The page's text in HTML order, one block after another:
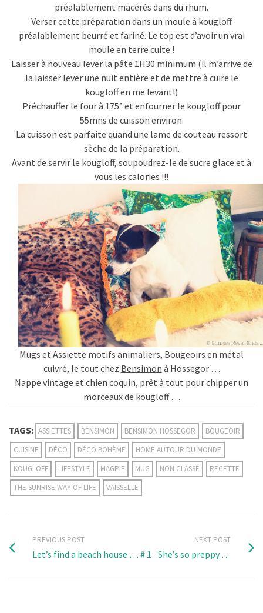
préalablement macérés dans du rhum.
Verser cette préparation dans un moule à kougloff
préalablement beurré et fariné. Le top est d’avoir un vrai
moule en terre cuite !
Laisser à nouveau lever la pâte 1H30 minimum (il m’arrive de
la laisser lever une nuit entière et de mettre à cuire le
kougloff en me levant!)
Préchauffer le four à 175° et enfourner le kougloff pour
55mns de cuisson environ.
La cuisson est parfaite quand une lame de couteau ressort
sèche de la préparation.
Avant de servir le kougloff, soupoudrez-le de sucre glace et à
vous les calories !!!
Mugs et Assiette motifs animaliers, Bougeoirs en métal
cuivré, le tout chez Bensimon à Hossegor …
Nappe vintage et chien coquin, prêt à tout pour chipper un
morceaux de kougloff …
TAGS: ASSIETTES BENSIMON BENSIMON HOSSEGOR
BOUGEOIR
CUISINE
DÉCO DÉCO BOHÈME
HOME AUTOUR DU MONDE
KOUGLOFF
LIFESTYLE MAGPIE MUG NON CLASSÉ
RECETTE
THE SUNRISE WAY OF LIFE
VAISSELLE
PREVIOUS POST
Let’s find a beach house … # 1
NEXT POST
She’s so preppy …